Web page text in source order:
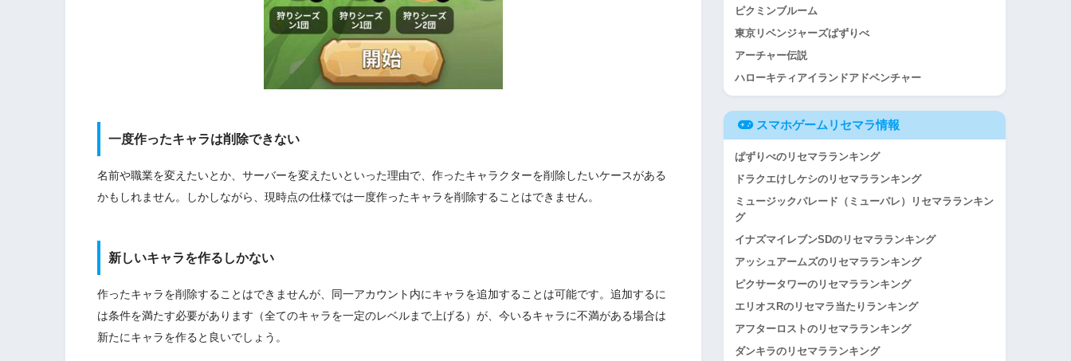
一度作ったキャラは削除できない
名前や職業を変えたいとか、サーバーを変えたいといった理由で、作ったキャラクターを削除したいケースがある
かもしれません。しかしながら、現時点の仕様では一度作ったキャラを削除することはできません。
新しいキャラを作るしかない
作ったキャラを削除することはできませんが、同一アカウント内にキャラを追加することは可能です。追加するに
は条件を満たす必要があります（全てのキャラを一定のレベルまで上げる）が、今いるキャラに不満がある場合は
新たにキャラを作ると良いでしょう。
ピクミンブルーム
東京リベンジャーズぱずりべ
アーチャー伝説
ハローキティアイランドアドベンチャー
スマホゲームリセマラ情報
ぱずりべのリセマラランキング
ドラクエけしケシのリセマラランキング
ミュージックパレード（ミューパレ）リセマラランキン
グ
イナズマイレブンSDのリセマラランキング
アッシュアームズのリセマラランキング
ピクサータワーのリセマラランキング
エリオスRのリセマラ当たりランキング
アフターロストのリセマラランキング
ダンキラのリセマラランキング